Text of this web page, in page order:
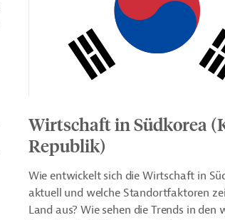
Wirtschaft in Südkorea
Republik)
Wie entwickelt sich die Wirtschaft in
aktuell und welche Standortfaktoren
Land aus? Wie sehen die Trends in den